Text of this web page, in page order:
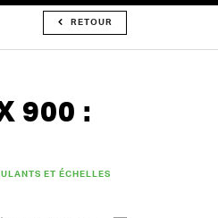
RETOUR
900 :
ET ÉCHELLES